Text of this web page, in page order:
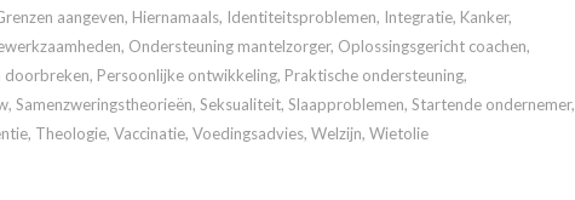
aangeven, Hiernamaals, Identiteitsproblemen, Integratie, Kanker,
Ondersteuning mantelzorger, Oplossingsgericht coachen,
Persoonlijke ontwikkeling, Praktische ondersteuning,
Samenzweringstheorieën, Seksualiteit, Slaapproblemen, Startende ondernemer,
Theologie, Vaccinatie, Voedingsadvies, Welzijn, Wietolie